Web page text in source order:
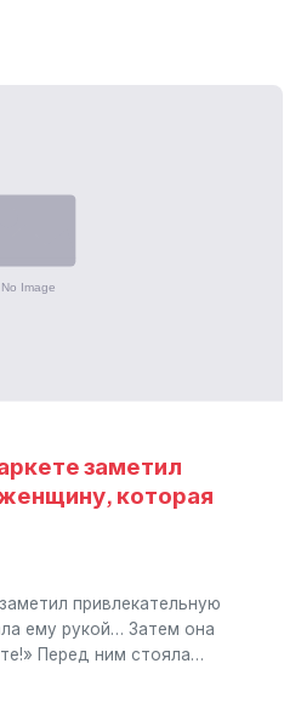
заметил
которая
привлекательную
ему рукой… Затем она
Перед ним стояла…